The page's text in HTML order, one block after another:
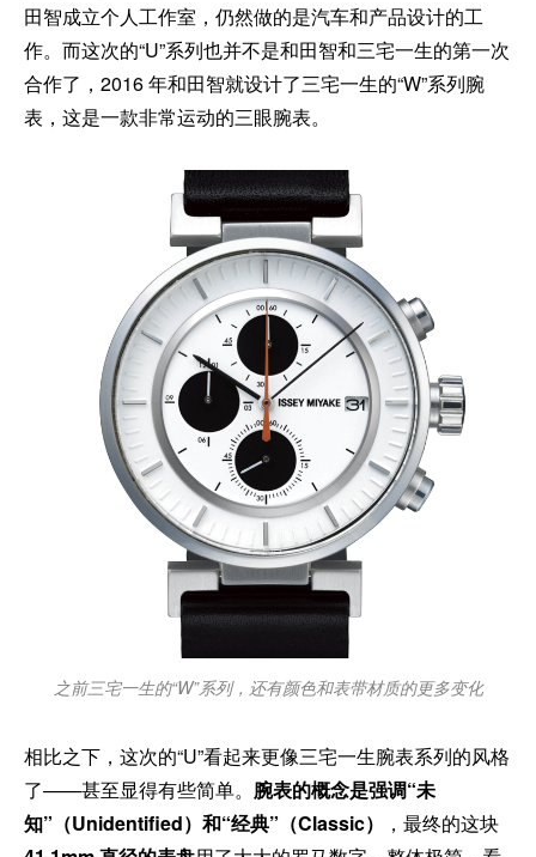
田智成立个人工作室，仍然做的是汽车和产品设计的工
作。而这次的“U”系列也并不是和田智和三宅一生的第一次
合作了，2016 年和田智就设计了三宅一生的“W”系列腕
表，这是一款非常运动的三眼腕表。
之前三宅一生的“W”系列，还有颜色和表带材质的更多变化
相比之下，这次的“U”看起来更像三宅一生腕表系列的风格
了——甚至显得有些简单。 腕表的概念是强调“未
知”（Unidentified）和“经典”（Classic）
，最终的这块